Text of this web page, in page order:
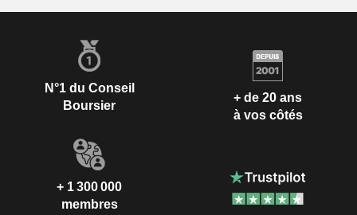
N°1 du Conseil
Boursier
+ de 20 ans
à vos côtés
+ 1 300 000
membres